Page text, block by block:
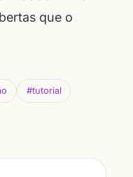
que o
#tutorial